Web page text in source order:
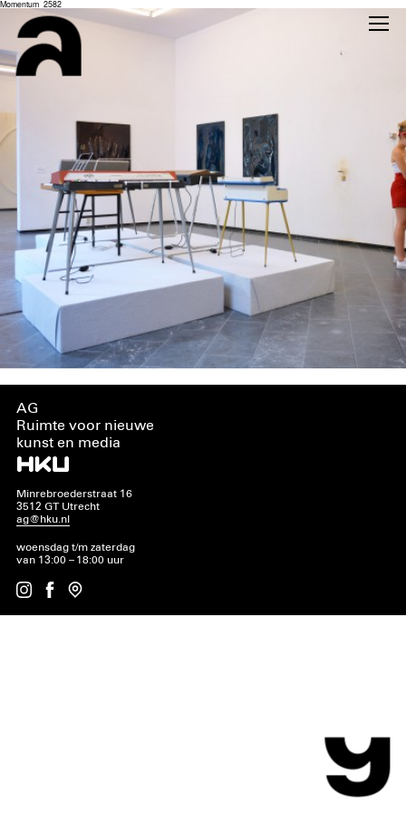
Momentum_2582
AG
Ruimte voor nieuwe
kunst en media
Minrebroederstraat 16
3512 GT Utrecht
ag@hku.nl
woensdag t/m zaterdag
van 13:00 – 18:00 uur